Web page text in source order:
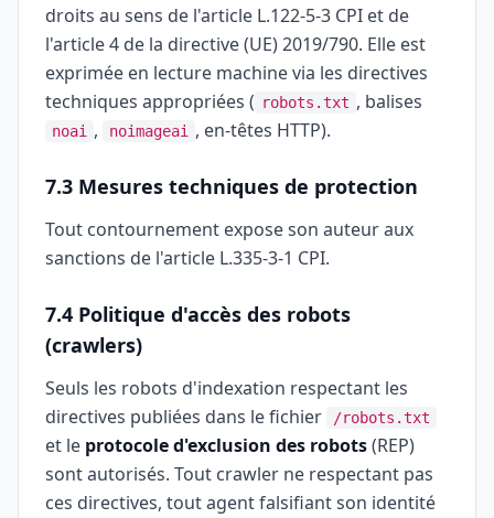
droits au sens de l'article L.122-5-3 CPI et de
l'article 4 de la directive (UE) 2019/790. Elle est
exprimée en lecture machine via les directives
techniques appropriées ( robots.txt , balises
noai , noimageai , en-têtes HTTP).
7.3 Mesures techniques de protection
Tout contournement expose son auteur aux
sanctions de l'article L.335-3-1 CPI.
7.4 Politique d'accès des robots
(crawlers)
Seuls les robots d'indexation respectant les
directives publiées dans le fichier
/robots.txt
et le protocole d'exclusion des robots(REP)
sont autorisés. Tout crawler ne respectant pas
ces directives, tout agent falsifiant son identité